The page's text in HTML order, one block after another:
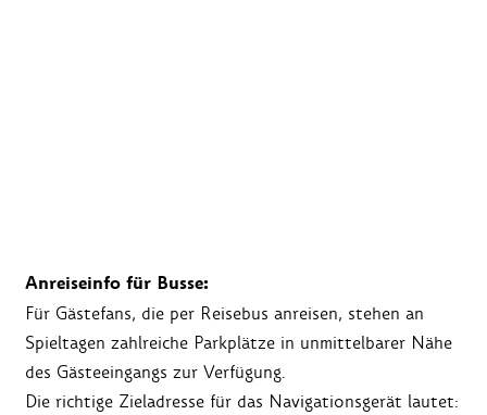
Anreiseinfo für Busse:
Für Gästefans, die per Reisebus anreisen, stehen an
Spieltagen zahlreiche Parkplätze in unmittelbarer Nähe
des Gästeeingangs zur Verfügung.
Die richtige Zieladresse für das Navigationsgerät lautet: